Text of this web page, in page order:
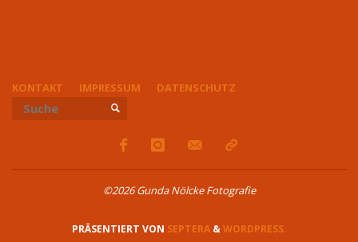
KONTAKT IMPRESSUM DATENSCHUTZ
SUCHE
©2026 Gunda Nölcke Fotografie
PRÄSENTIERT VON SEPTERA&WORDPRESS.